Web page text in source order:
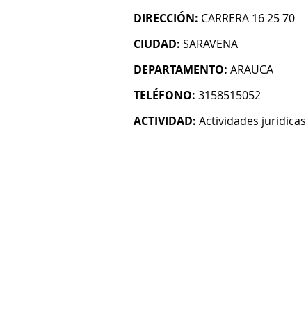
DIRECCIÓN: CARRERA 16 25 70
CIUDAD: SARAVENA
DEPARTAMENTO: ARAUCA
TELÉFONO: 3158515052
ACTIVIDAD: Actividades juridicas